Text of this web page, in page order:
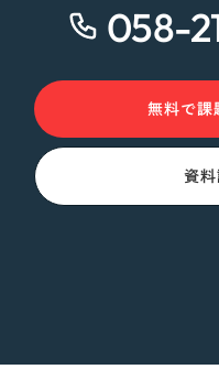
058-
無料で課
資料